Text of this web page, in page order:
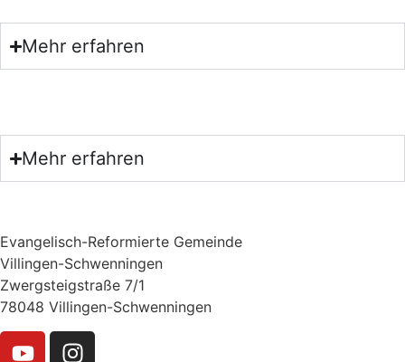
Mehr erfahren
Mehr erfahren
Evangelisch-Reformierte Gemeinde
Villingen-Schwenningen
Zwergsteigstraße 7/1
78048 Villingen-Schwenningen